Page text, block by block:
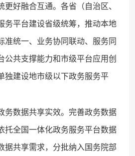
更好融合互通。各省（自治区、
务平台建设省级统筹，推动本地
准统一、业务协同联动、服务同
公共支撑能力和市级平台应用创
独建设地市级以下政务服务平
务数据共享实效。完善政务数据
托全国一体化政务服务平台数据
据共享需求，分批纳入国务院部